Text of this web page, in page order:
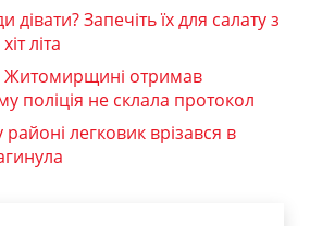
дівати? Запечіть їх для салату з
літа
Житомирщині отримав
поліція не склала протокол
легковик врізався в